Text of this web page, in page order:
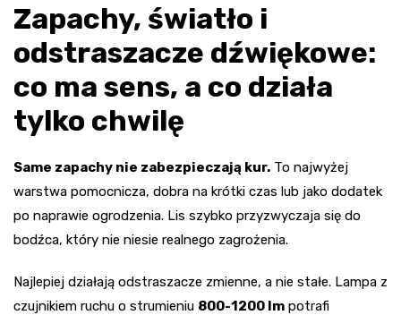
Zapachy, światło i
odstraszacze dźwiękowe:
co ma sens, a co działa
tylko chwilę
Same zapachy nie zabezpieczają kur. To najwyżej
warstwa pomocnicza, dobra na krótki czas lub jako dodatek
po naprawie ogrodzenia. Lis szybko przyzwyczaja się do
bodźca, który nie niesie realnego zagrożenia.
Najlepiej działają odstraszacze zmienne, a nie stałe. Lampa z
czujnikiem ruchu o strumieniu 800-1200 lm potrafi